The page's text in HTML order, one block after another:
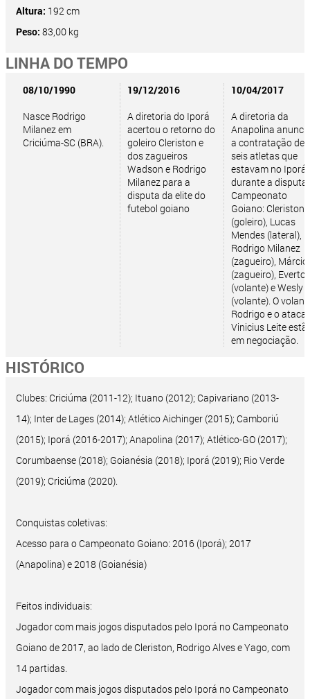
Altura: 192 cm
Peso: 83,00 kg
LINHA DO TEMPO
08/10/1990
Nasce Rodrigo
Milanez em
Criciúma-SC (BRA).
19/12/2016
A diretoria do Iporá
acertou o retorno do
goleiro Cleriston e
dos zagueiros
Wadson e Rodrigo
Milanez para a
disputa da elite do
futebol goiano
10/04/2017
A diretoria da
Anapolina
a contratação de
seis atletas que
estavam no Iporá
durante a disputa
Campeonato
Goiano: Cleriston
(goleiro), Lucas
Mendes (lateral),
Rodrigo Milanez
(zagueiro), Márcio
(zagueiro),
(volante) e Wesly
(volante). O
Rodrigo e o
Vinicius Leite
em negociação.
HISTÓRICO
Clubes: Criciúma (2011-12); Ituano (2012); Capivariano (2013-
14); Inter de Lages (2014); Atlético Aichinger (2015); Camboriú
(2015); Iporá (2016-2017); Anapolina (2017); Atlético-GO (2017);
Corumbaense (2018); Goianésia (2018); Iporá (2019); Rio Verde
(2019); Criciúma (2020).
Conquistas coletivas:
Acesso para o Campeonato Goiano: 2016 (Iporá); 2017
(Anapolina) e 2018 (Goianésia)
Feitos individuais:
Jogador com mais jogos disputados pelo Iporá no Campeonato
Goiano de 2017, ao lado de Cleriston, Rodrigo Alves e Yago, com
14 partidas.
Jogador com mais jogos disputados pelo Iporá no Campeonato